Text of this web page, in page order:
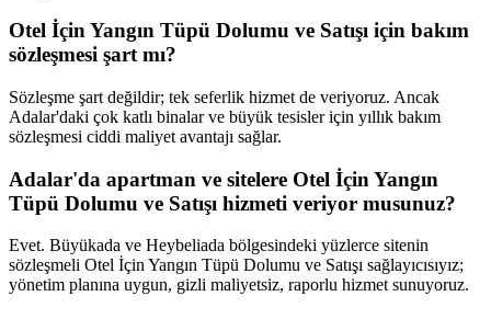
Otel İçin Yangın Tüpü Dolumu ve Satışı için bakım
sözleşmesi şart mı?
Sözleşme şart değildir; tek seferlik hizmet de veriyoruz. Ancak
Adalar'daki çok katlı binalar ve büyük tesisler için yıllık bakım
sözleşmesi ciddi maliyet avantajı sağlar.
Adalar'da apartman ve sitelere Otel İçin Yangın
Tüpü Dolumu ve Satışı hizmeti veriyor musunuz?
Evet. Büyükada ve Heybeliada bölgesindeki yüzlerce sitenin
sözleşmeli Otel İçin Yangın Tüpü Dolumu ve Satışı sağlayıcısıyız;
yönetim planına uygun, gizli maliyetsiz, raporlu hizmet sunuyoruz.